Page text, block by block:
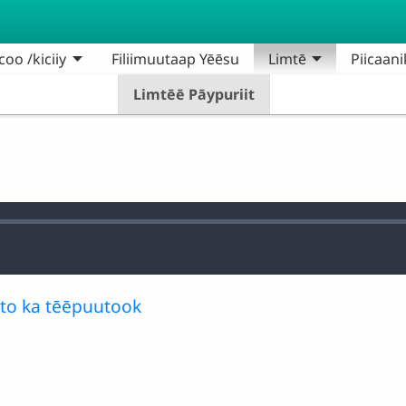
/kiciiy Filiimuutaap Yēēsu
Limtē
Limtēē Pāypuriit
ka tēēpuutook